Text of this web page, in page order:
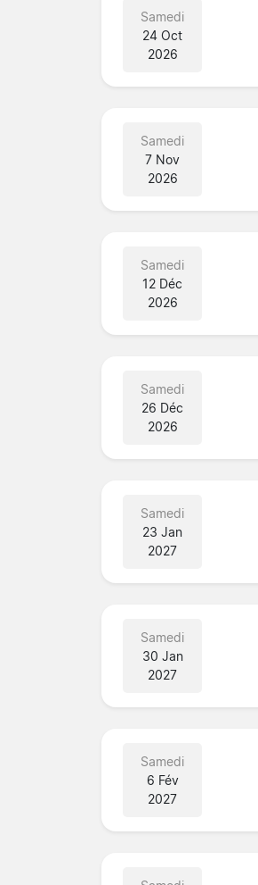
Samedi
24 Oct
2026
Samedi
7 Nov
2026
Samedi
12 Déc
2026
Samedi
26 Déc
2026
Samedi
23 Jan
2027
Samedi
30 Jan
2027
Samedi
6 Fév
2027